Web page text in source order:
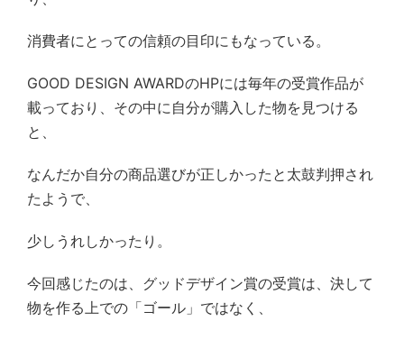
消費者にとっての信頼の目印にもなっている。
GOOD DESIGN AWARDのHPには毎年の受賞作品が
載っており、その中に自分が購入した物を見つける
と、
なんだか自分の商品選びが正しかったと太鼓判押され
たようで、
少しうれしかったり。
今回感じたのは、グッドデザイン賞の受賞は、決して
物を作る上での「ゴール」ではなく、